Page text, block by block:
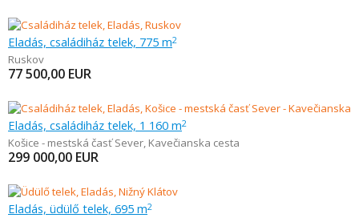
Eladás, családiház telek, 775 m2
Ruskov
77 500,00 EUR
Eladás, családiház telek, 1 160 m2
Košice - mestská časť Sever, Kavečianska cesta
299 000,00 EUR
Eladás, üdülő telek, 695 m2